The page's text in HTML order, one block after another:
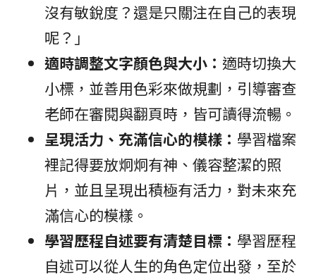
沒有敏銳度？還是只關注在自己的表現
呢？」
適時調整文字顏色與大小： 適時切換大
小標，並善用色彩來做規劃，引導審查
老師在審閱與翻頁時，皆可讀得流暢。
呈現活力、充滿信心的模樣： 學習檔案
裡記得要放炯炯有神、儀容整潔的照
片，並且呈現出積極有活力，對未來充
滿信心的模樣。
學習歷程自述要有清楚目標： 學習歷程
自述可以從人生的角色定位出發，至於